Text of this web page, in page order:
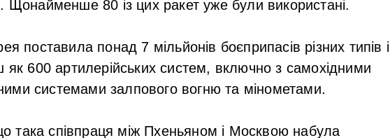
Щонайменше 80 із цих ракет уже були використані.
поставила понад 7 мільйонів боєприпасів різних типів і
як 600 артилерійських систем, включно з самохідними
системами залпового вогню та мінометами.
така співпраця між Пхеньяном і Москвою набула